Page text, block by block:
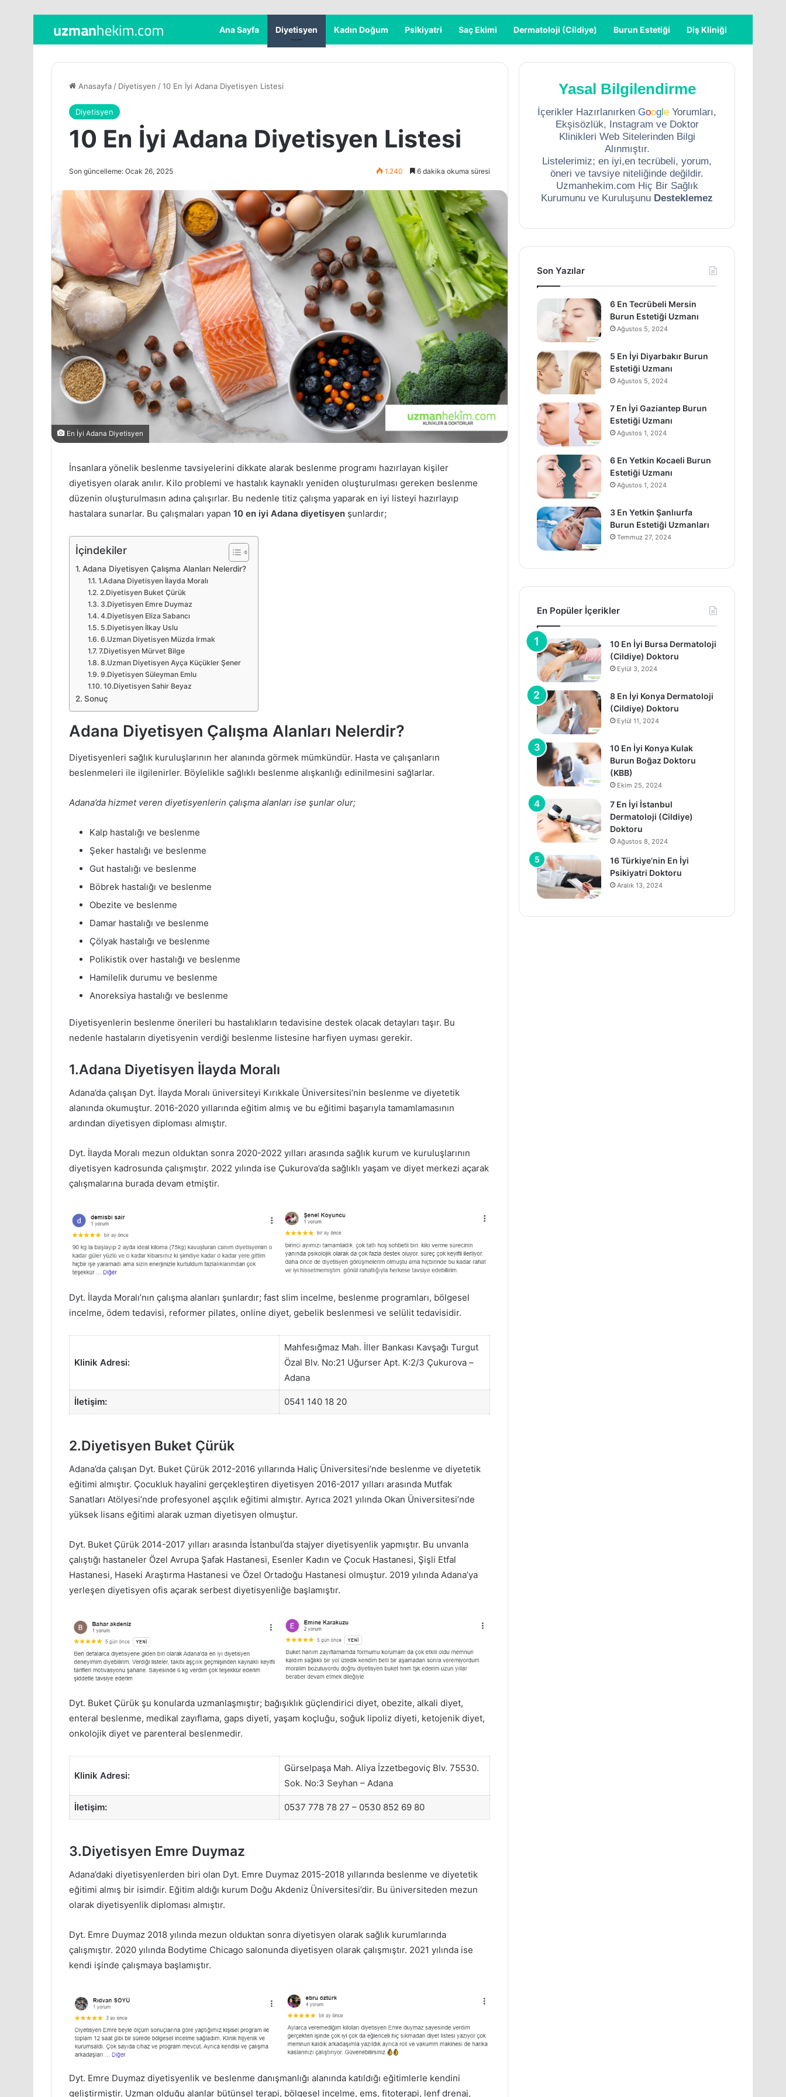
Ana Sayfa Diyetisyen Kadın Doğum Psikiyatri Saç Ekimi Dermatoloji (Cildiye) Burun Estetiği Diş Kliniği
Anasayfa / Diyetisyen /10 En İyi Adana Diyetisyen Listesi
Diyetisyen
10 En İyi Adana Diyetisyen Listesi
Son güncelleme: Ocak 26, 2025 1.240 6 dakika okuma süresi
En İyi Adana Diyetisyen
İnsanlara yönelik beslenme tavsiyelerini dikkate alarak beslenme programı hazırlayan kişiler
diyetisyen olarak anılır. Kilo problemi ve hastalık kaynaklı yeniden oluşturulması gereken beslenme
düzenin oluşturulmasın adına çalışırlar. Bu nedenle titiz çalışma yaparak en iyi listeyi hazırlayıp
hastalara sunarlar. Bu çalışmaları yapan 10 en iyi Adana diyetisyen şunlardır;
İçindekiler
Adana Diyetisyen Çalışma Alanları Nelerdir?
1.Adana Diyetisyen İlayda Moralı
2.Diyetisyen Buket Çürük
3.Diyetisyen Emre Duymaz
4.Diyetisyen Eliza Sabancı
5.Diyetisyen İlkay Uslu
6.Uzman Diyetisyen Müzda Irmak
7.Diyetisyen Mürvet Bilge
8.Uzman Diyetisyen Ayça Küçükler Şener
9.Diyetisyen Süleyman Emlu
10.Diyetisyen Sahir Beyaz
Sonuç
Adana Diyetisyen Çalışma Alanları Nelerdir?
Diyetisyenleri sağlık kuruluşlarının her alanında görmek mümkündür. Hasta ve çalışanların
beslenmeleri ile ilgilenirler. Böylelikle sağlıklı beslenme alışkanlığı edinilmesini sağlarlar.
Adana’da hizmet veren diyetisyenlerin çalışma alanları ise şunlar olur;
Kalp hastalığı ve beslenme
Şeker hastalığı ve beslenme
Gut hastalığı ve beslenme
Böbrek hastalığı ve beslenme
Obezite ve beslenme
Damar hastalığı ve beslenme
Çölyak hastalığı ve beslenme
Polikistik over hastalığı ve beslenme
Hamilelik durumu ve beslenme
Anoreksiya hastalığı ve beslenme
Diyetisyenlerin beslenme önerileri bu hastalıkların tedavisine destek olacak detayları taşır. Bu
nedenle hastaların diyetisyenin verdiği beslenme listesine harfiyen uyması gerekir.
1.Adana Diyetisyen İlayda Moralı
Adana’da çalışan Dyt. İlayda Moralı üniversiteyi Kırıkkale Üniversitesi’nin beslenme ve diyetetik
alanında okumuştur. 2016-2020 yıllarında eğitim almış ve bu eğitimi başarıyla tamamlamasının
ardından diyetisyen diploması almıştır.
Dyt. İlayda Moralı mezun olduktan sonra 2020-2022 yılları arasında sağlık kurum ve kuruluşlarının
diyetisyen kadrosunda çalışmıştır. 2022 yılında ise Çukurova’da sağlıklı yaşam ve diyet merkezi açarak
çalışmalarına burada devam etmiştir.
Dyt. İlayda Moralı’nın çalışma alanları şunlardır; fast slim incelme, beslenme programları, bölgesel
incelme, ödem tedavisi, reformer pilates, online diyet, gebelik beslenmesi ve selülit tedavisidir.
Klinik Adresi:
Mahfesığmaz Mah. İller Bankası Kavşağı Turgut
Özal Blv. No:21 Uğurser Apt. K:2/3 Çukurova –
Adana
İletişim: 0541 140 18 20
2.Diyetisyen Buket Çürük
Adana’da çalışan Dyt. Buket Çürük 2012-2016 yıllarında Haliç Üniversitesi’nde beslenme ve diyetetik
eğitimi almıştır. Çocukluk hayalini gerçekleştiren diyetisyen 2016-2017 yılları arasında Mutfak
Sanatları Atölyesi’nde profesyonel aşçılık eğitimi almıştır. Ayrıca 2021 yılında Okan Üniversitesi’nde
yüksek lisans eğitimi alarak uzman diyetisyen olmuştur.
Dyt. Buket Çürük 2014-2017 yılları arasında İstanbul’da stajyer diyetisyenlik yapmıştır. Bu unvanla
çalıştığı hastaneler Özel Avrupa Şafak Hastanesi, Esenler Kadın ve Çocuk Hastanesi, Şişli Etfal
Hastanesi, Haseki Araştırma Hastanesi ve Özel Ortadoğu Hastanesi olmuştur. 2019 yılında Adana’ya
yerleşen diyetisyen ofis açarak serbest diyetisyenliğe başlamıştır.
Dyt. Buket Çürük şu konularda uzmanlaşmıştır; bağışıklık güçlendirici diyet, obezite, alkali diyet,
enteral beslenme, medikal zayıflama, gaps diyeti, yaşam koçluğu, soğuk lipoliz diyeti, ketojenik diyet,
onkolojik diyet ve parenteral beslenmedir.
Klinik Adresi:
Gürselpaşa Mah. Aliya İzzetbegoviç Blv. 75530.
Sok. No:3 Seyhan – Adana
İletişim: 0537 778 78 27 – 0530 852 69 80
3.Diyetisyen Emre Duymaz
Adana’daki diyetisyenlerden biri olan Dyt. Emre Duymaz 2015-2018 yıllarında beslenme ve diyetetik
eğitimi almış bir isimdir. Eğitim aldığı kurum Doğu Akdeniz Üniversitesi’dir. Bu üniversiteden mezun
olarak diyetisyenlik diploması almıştır.
Dyt. Emre Duymaz 2018 yılında mezun olduktan sonra diyetisyen olarak sağlık kurumlarında
çalışmıştır. 2020 yılında Bodytime Chicago salonunda diyetisyen olarak çalışmıştır. 2021 yılında ise
kendi işinde çalışmaya başlamıştır.
Dyt. Emre Duymaz diyetisyenlik ve beslenme danışmanlığı alanında katıldığı eğitimlerle kendini
geliştirmiştir. Uzman olduğu alanlar bütünsel terapi, bölgesel incelme, ems, fitoterapi, lenf drenaj,
Yasal Bilgilendirme
İçerikler Hazırlanırken Google Yorumları,
Ekşisözlük, Instagram ve Doktor
Klinikleri Web Sitelerinden Bilgi
Alınmıştır.
Listelerimiz; en iyi,en tecrübeli, yorum,
öneri ve tavsiye niteliğinde değildir.
Uzmanhekim.com Hiç Bir Sağlık
Kurumunu ve Kuruluşunu Desteklemez
Son Yazılar
6 En Tecrübeli Mersin
Burun Estetiği Uzmanı
Ağustos 5, 2024
5 En İyi Diyarbakır Burun
Estetiği Uzmanı
Ağustos 5, 2024
7 En İyi Gaziantep Burun
Estetiği Uzmanı
Ağustos 1, 2024
6 En Yetkin Kocaeli Burun
Estetiği Uzmanı
Ağustos 1, 2024
3 En Yetkin Şanlıurfa
Burun Estetiği Uzmanları
Temmuz 27, 2024
En Popüler İçerikler
10 En İyi Bursa Dermatoloji
(Cildiye) Doktoru
Eylül 3, 2024
8 En İyi Konya Dermatoloji
(Cildiye) Doktoru
Eylül 11, 2024
10 En İyi Konya Kulak
Burun Boğaz Doktoru
(KBB)
Ekim 25, 2024
7 En İyi İstanbul
Dermatoloji (Cildiye)
Doktoru
Ağustos 8, 2024
16 Türkiye’nin En İyi
Psikiyatri Doktoru
Aralık 13, 2024